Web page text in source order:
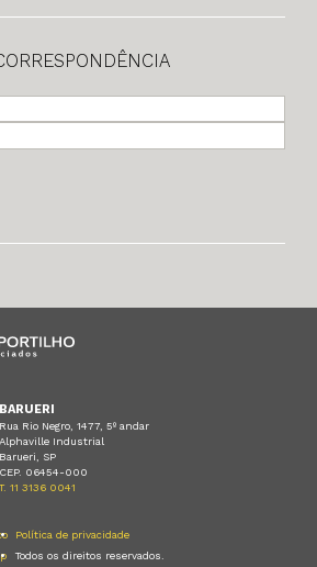
BARUERI
Rua Rio Negro, 1477, 5º andar
Alphaville Industrial
Barueri, SP
CEP. 06454-000
T. 11 3136 0041
Política de privacidade
Todos os direitos reservados.